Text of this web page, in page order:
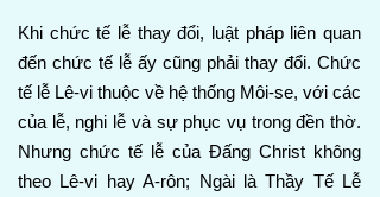
Khi chức tế lễ thay đổi, luật pháp liên quan
đến chức tế lễ ấy cũng phải thay đổi. Chức
tế lễ Lê-vi thuộc về hệ thống Môi-se, với các
của lễ, nghi lễ và sự phục vụ trong đền thờ.
Nhưng chức tế lễ của Đấng Christ không
theo Lê-vi hay A-rôn; Ngài là Thầy Tế Lễ